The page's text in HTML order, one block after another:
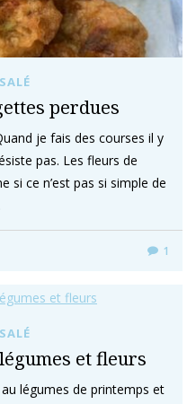
perdues
je fais des courses il y
pas. Les fleurs de
si ce n’est pas si simple de
1
et fleurs
légumes de printemps et